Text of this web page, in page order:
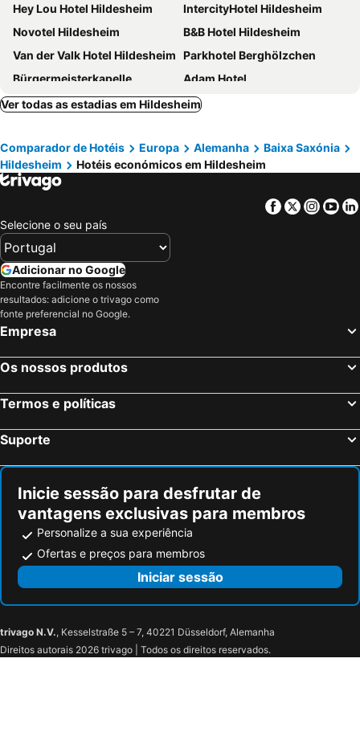
Hey Lou Hotel Hildesheim
IntercityHotel Hildesheim
Novotel Hildesheim
B&B Hotel Hildesheim
Van der Valk Hotel Hildesheim Parkhotel Berghölzchen
Bürgermeisterkapelle
Adam Hotel
Hotel Sarstedter Hof
Hotel Kipphut
HAHNE´S GÄSTEHAUS
Hotel Haase
Hotel Taverne Inos
Hotel Near By
H4 Hotel Hannover Messe
Ver todas as estadias em Hildesheim
Comparador de Hotéis Europa Alemanha
Baixa Saxónia
Hildesheim
Hotéis económicos em Hildesheim
Facebook
Twitter
Selecione o seu país
Adicionar no Google
Encontre facilmente os nossos
resultados: adicione o trivago como
fonte preferencial no Google.
Empresa
Os nossos produtos
Termos e políticas
Suporte
Inicie sessão para desfrutar de
vantagens exclusivas para membros
Personalize a sua experiência
Ofertas e preços para membros
Iniciar sessão
trivago N.V., Kesselstraße 5 – 7, 40221 Düsseldorf, Alemanha
Direitos autorais 2026 trivago | Todos os direitos reservados.